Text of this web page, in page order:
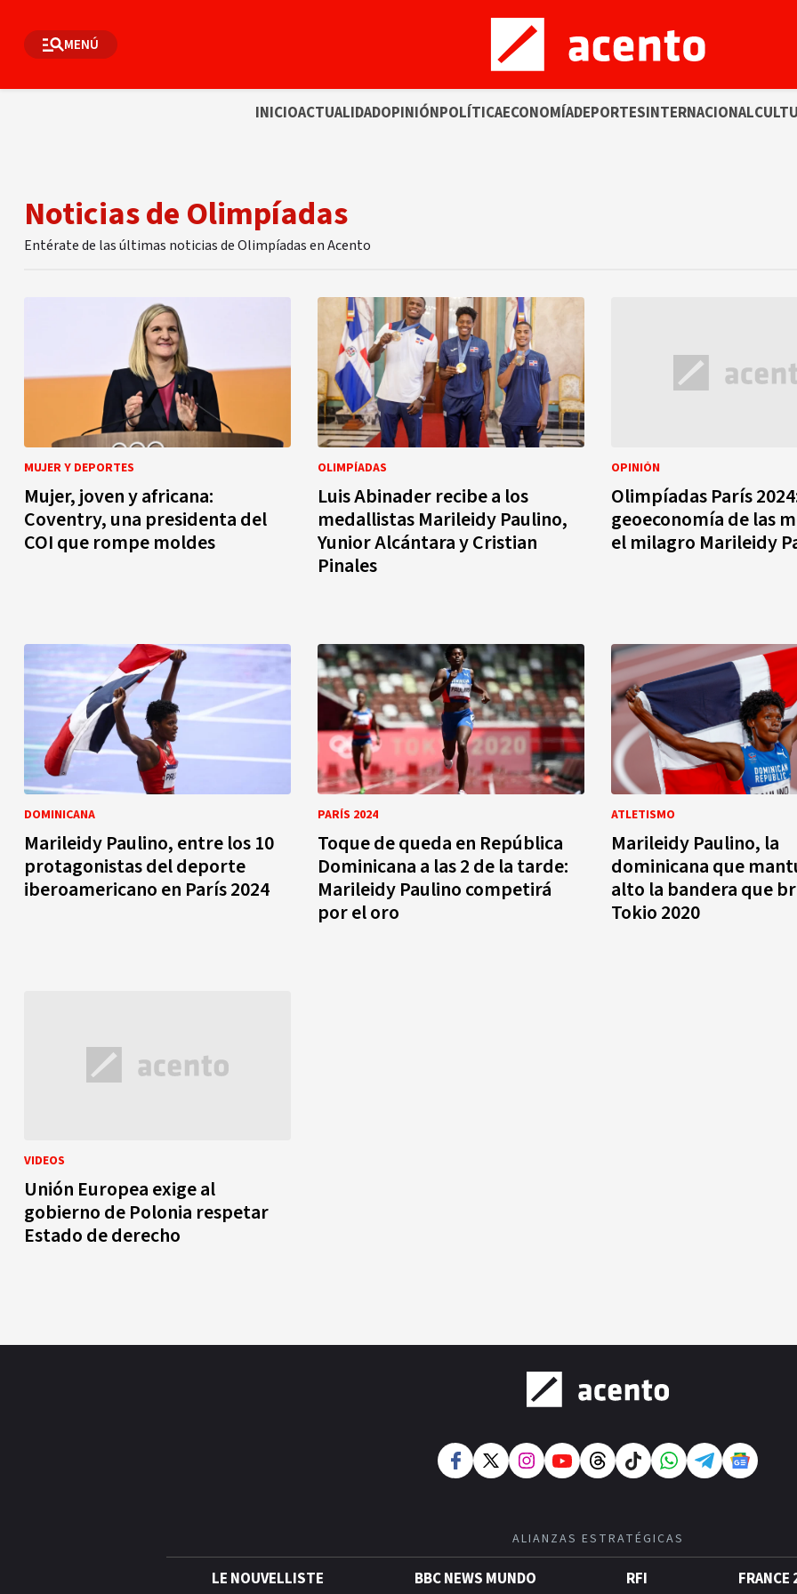
MENÚ
INICIOACTUALIDADOPINIÓNPOLÍTICAECONOMÍADEPORTESINTERNACIONAL
Noticias de Olimpíadas
Entérate de las últimas noticias de Olimpíadas en Acento
MUJER Y DEPORTES
Mujer, joven y africana:
Coventry, una presidenta del
COI que rompe moldes
OLIMPÍADAS
Luis Abinader recibe a los
medallistas Marileidy Paulino,
Yunior Alcántara y Cristian
Pinales
OPINIÓN
Olimpíadas París
geoeconomía de las
el milagro Marileidy
DOMINICANA
Marileidy Paulino, entre los 10
protagonistas del deporte
iberoamericano en París 2024
PARÍS 2024
Toque de queda en República
Dominicana a las 2 de la tarde:
Marileidy Paulino competirá
por el oro
ATLETISMO
Marileidy Paulino, la
dominicana que
alto la bandera que
Tokio 2020
VIDEOS
Unión Europea exige al
gobierno de Polonia respetar
Estado de derecho
ALIANZAS ESTRATÉGICAS
LE NOUVELLISTE BBC NEWS MUNDO RFI FRANCE